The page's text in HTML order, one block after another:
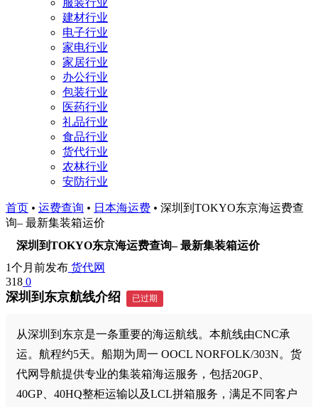
服装行业
建材行业
电子行业
家电行业
家居行业
办公行业
包装行业
医药行业
礼品行业
食品行业
货代行业
农林行业
安防行业
首页 • 运费查询 • 日本海运费 • 深圳到TOKYO东京海运费查
询– 最新集装箱运价
深圳到TOKYO东京海运费查询– 最新集装箱运价
1个月前发布 货代网
318 0
深圳到东京航线介绍 已过期
从深圳到东京是一条重要的海运航线。本航线由CNC承
运。航程约5天。船期为周一 OOCL NORFOLK/303N。货
代网导航提供专业的集装箱海运服务，包括20GP、
40GP、40HQ整柜运输以及LCL拼箱服务，满足不同客户